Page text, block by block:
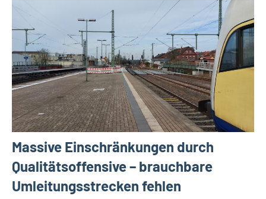
Massive Einschränkungen durch
Qualitätsoffensive – brauchbare
Umleitungsstrecken fehlen